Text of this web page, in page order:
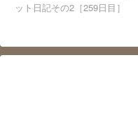
ット日記その2［259日目］